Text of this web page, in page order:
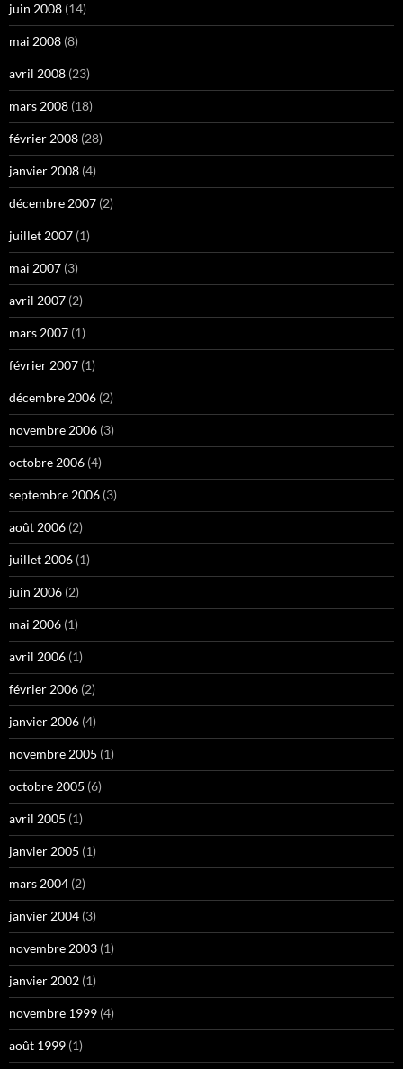
juin 2008 (14)
mai 2008 (8)
avril 2008 (23)
mars 2008 (18)
février 2008 (28)
janvier 2008 (4)
décembre 2007 (2)
juillet 2007 (1)
mai 2007 (3)
avril 2007 (2)
mars 2007 (1)
février 2007 (1)
décembre 2006 (2)
novembre 2006 (3)
octobre 2006 (4)
septembre 2006 (3)
août 2006 (2)
juillet 2006 (1)
juin 2006 (2)
mai 2006 (1)
avril 2006 (1)
février 2006 (2)
janvier 2006 (4)
novembre 2005 (1)
octobre 2005 (6)
avril 2005 (1)
janvier 2005 (1)
mars 2004 (2)
janvier 2004 (3)
novembre 2003 (1)
janvier 2002 (1)
novembre 1999 (4)
août 1999 (1)